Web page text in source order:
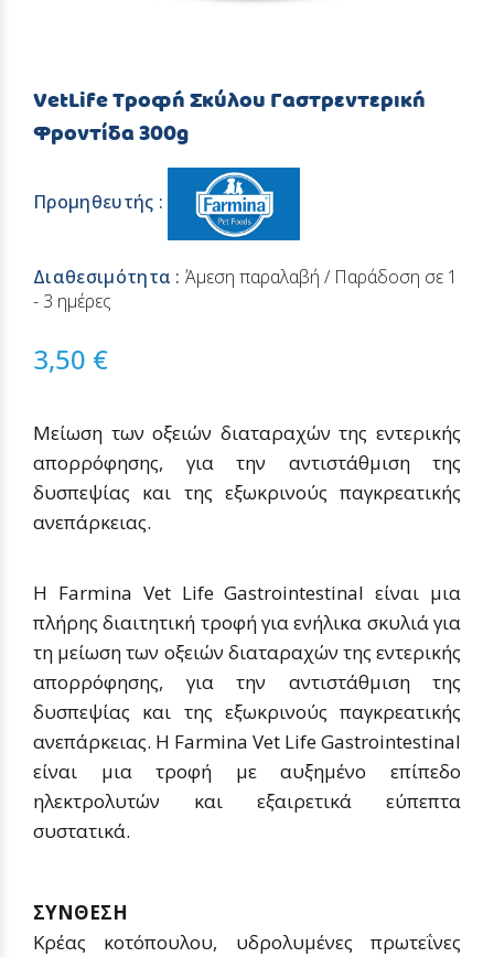
VetLife Τροφή Σκύλου Γαστρεντερική
Φροντίδα 300g
Προμηθευτής :
Διαθεσιμότητα :Άμεση παραλαβή / Παράδοση σε 1
- 3 ημέρες
3,50 €
Mείωση των οξειών διαταραχών της εντερικής
απορρόφησης, για την αντιστάθμιση της
δυσπεψίας και της εξωκρινούς παγκρεατικής
ανεπάρκειας.
Η Farmina Vet Life Gastrointestinal είναι μια
πλήρης διαιτητική τροφή για ενήλικα σκυλιά για
τη μείωση των οξειών διαταραχών της εντερικής
απορρόφησης, για την αντιστάθμιση της
δυσπεψίας και της εξωκρινούς παγκρεατικής
ανεπάρκειας. Η Farmina Vet Life Gastrointestinal
είναι μια τροφή με αυξημένο επίπεδο
ηλεκτρολυτών και εξαιρετικά εύπεπτα
συστατικά.
ΣΥΝΘΕΣΗ
Κρέας κοτόπουλου, υδρολυμένες πρωτεΐνες